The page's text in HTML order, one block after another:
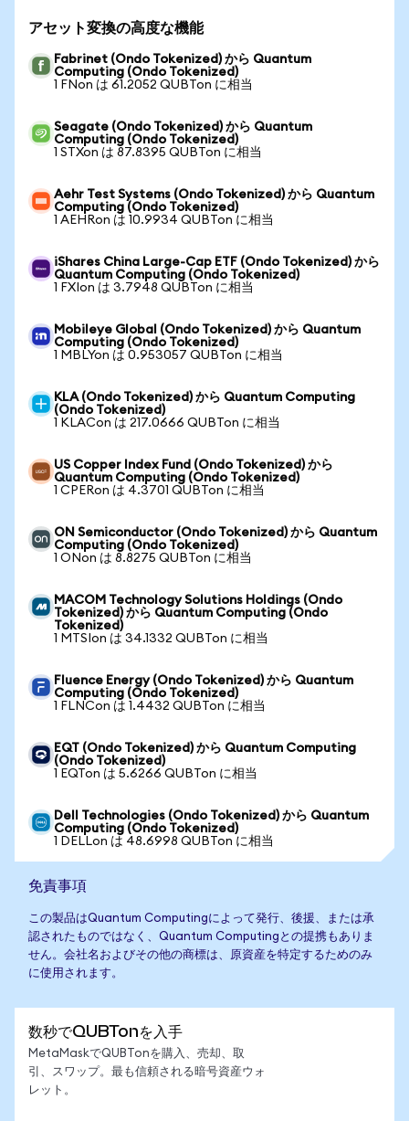
アセット変換の高度な機能
Fabrinet (Ondo Tokenized) から Quantum
Computing (Ondo Tokenized)
1 FNon は 61.2052 QUBTon に相当
Seagate (Ondo Tokenized) から Quantum
Computing (Ondo Tokenized)
1 STXon は 87.8395 QUBTon に相当
Aehr Test Systems (Ondo Tokenized) から Quantum
Computing (Ondo Tokenized)
1 AEHRon は 10.9934 QUBTon に相当
iShares China Large-Cap ETF (Ondo Tokenized) から
Quantum Computing (Ondo Tokenized)
1 FXIon は 3.7948 QUBTon に相当
Mobileye Global (Ondo Tokenized) から Quantum
Computing (Ondo Tokenized)
1 MBLYon は 0.953057 QUBTon に相当
KLA (Ondo Tokenized) から Quantum Computing
(Ondo Tokenized)
1 KLACon は 217.0666 QUBTon に相当
US Copper Index Fund (Ondo Tokenized) から
Quantum Computing (Ondo Tokenized)
1 CPERon は 4.3701 QUBTon に相当
ON Semiconductor (Ondo Tokenized) から Quantum
Computing (Ondo Tokenized)
1 ONon は 8.8275 QUBTon に相当
MACOM Technology Solutions Holdings (Ondo
Tokenized) から Quantum Computing (Ondo
Tokenized)
1 MTSIon は 34.1332 QUBTon に相当
Fluence Energy (Ondo Tokenized) から Quantum
Computing (Ondo Tokenized)
1 FLNCon は 1.4432 QUBTon に相当
EQT (Ondo Tokenized) から Quantum Computing
(Ondo Tokenized)
1 EQTon は 5.6266 QUBTon に相当
Dell Technologies (Ondo Tokenized) から Quantum
Computing (Ondo Tokenized)
1 DELLon は 48.6998 QUBTon に相当
免責事項
この製品はQuantum Computingによって発行、後援、または承
認されたものではなく、Quantum Computingとの提携もありま
せん。会社名およびその他の商標は、原資産を特定するためのみ
に使用されます。
数秒でQUBTonを入手
MetaMaskでQUBTonを購入、売却、取
引、スワップ。最も信頼される暗号資産ウォ
レット。